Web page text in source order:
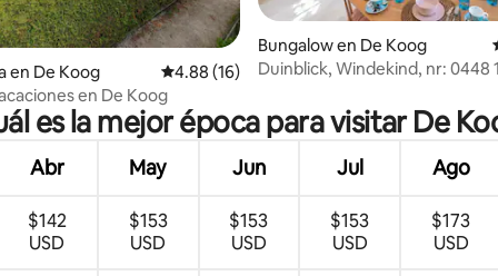
de 5; 12 evaluaciones
en De Koog Calificación promedio: 4.88 de 5; 16
4.88 (16)
en De Koog
Bungalow en De Koog
Duinblick, Windekind, nr: 0448
es la mejor época para visitar De
Abr May Jun Jul Ago
$142
USD
$153
USD
$153
USD
$153
USD
$173
USD